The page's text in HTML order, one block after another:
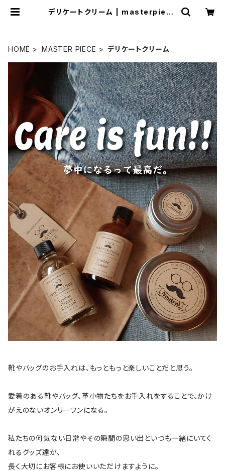
デリケートクリーム | masterpiece
HOME MASTER PIECE デリケートクリーム
靴やバッグのお手入れは、もっともっと楽しいことだと思う。
愛着のある靴やバッグ、革小物たちをお手入れをすることで、かけ
がえのないオンリーワンになる。
私たちの何気ない日常やその瞬間の思い出といつも一緒にいてく
れるグッズ達が、
長く大切にお客様にお使いいただけますように。